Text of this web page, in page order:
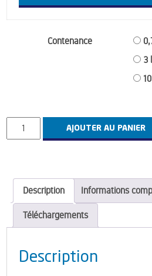
Contenance
3
quantité
de
Pure
AJOUTER AU PANIER
Description Informations
Téléchargements
Description